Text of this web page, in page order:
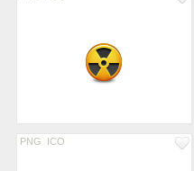
PNG ICO